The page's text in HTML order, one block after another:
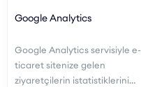
Google Analytics
Google Analytics servisiyle e-
ticaret sitenize gelen
ziyaretçilerin istatistiklerini